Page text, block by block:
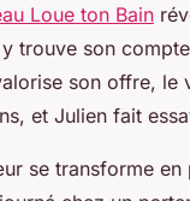
Loue ton Bain
trouve son
son offre, le
et Julien fait
se transforme